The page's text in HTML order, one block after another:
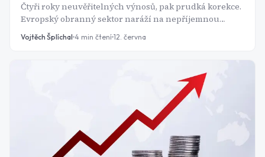
Čtyři roky neuvěřitelných výnosů, pak prudká korekce.
Evropský obranný sektor naráží na nepříjemnou
otázku: slíbené výdaje vlád jsou skvělé na papíře, ale
kdo je zaplatí?
Vojtěch Šplíchal 4 min čtení 12. června